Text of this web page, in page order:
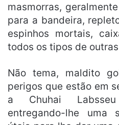
masmorras,
para a bandeira,
espinhos mortais,
todos os tipos de
Não tema, maldito
perigos que estão em
a Chuhai
entregando-lhe uma